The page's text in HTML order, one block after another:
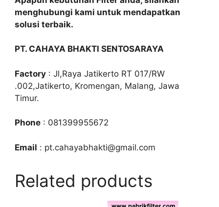
menghubungi kami untuk mendapatkan
solusi terbaik.
PT. CAHAYA BHAKTI SENTOSARAYA
Factory : Jl,Raya Jatikerto RT 017/RW
.002,Jatikerto, Kromengan, Malang, Jawa
Timur.
Phone : 081399955672
Email : pt.cahayabhakti@gmail.com
Related products